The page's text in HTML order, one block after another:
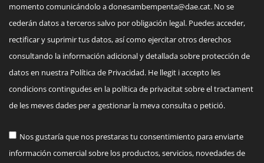
momento comunicándolo adonesambempenta@dae.cat. No se
cederán datos a terceros salvo por obligación legal. Puedes acceder,
rectificar y suprimir tus datos, así como ejercitar otros derechos
consultando la información adicional y detallada sobre protección de
datos en nuestra Política de Privacidad. He llegit i accepto les
condicions contingudes en la política de privacitat sobre el tractament
de les meves dades per a gestionar la meva consulta o petició.
Nos gustaría que nos prestaras tu consentimiento para enviarte
información comercial sobre los productos, servicios, novedades de